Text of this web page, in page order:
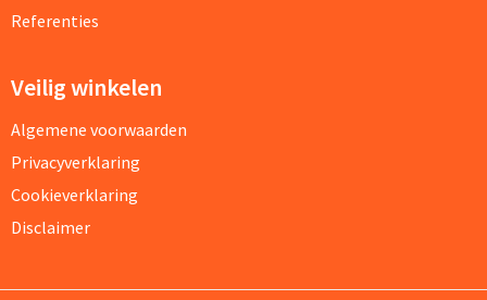
Referenties
Veilig winkelen
Algemene voorwaarden
Privacyverklaring
Cookieverklaring
Disclaimer